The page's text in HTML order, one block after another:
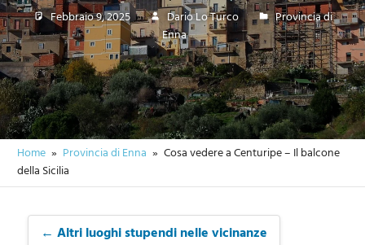
Febbraio 9, 2025 Dario Lo Turco
Provincia di
Enna
Home Provincia di Enna
Cosa vedere a Centuripe – Il balcone
della Sicilia
← Altri luoghi stupendi nelle vicinanze